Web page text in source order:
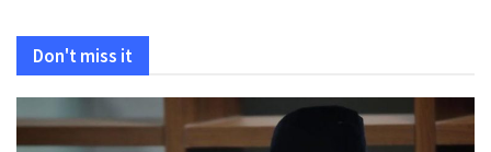
Don't miss it